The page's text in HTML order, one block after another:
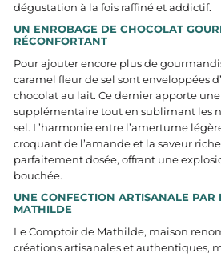
dégustation à la fois raffiné et addictif.
UN ENROBAGE DE CHOCOLAT
RÉCONFORTANT
Pour ajouter encore plus de
caramel fleur de sel sont enveloppées
chocolat au lait. Ce dernier apporte
supplémentaire tout en sublimant les
sel. L’harmonie entre l’amertume
croquant de l’amande et la saveur
parfaitement dosée, offrant une
bouchée.
UNE CONFECTION ARTISANALE PAR
MATHILDE
Le Comptoir de Mathilde, maison
créations artisanales et authentiques,